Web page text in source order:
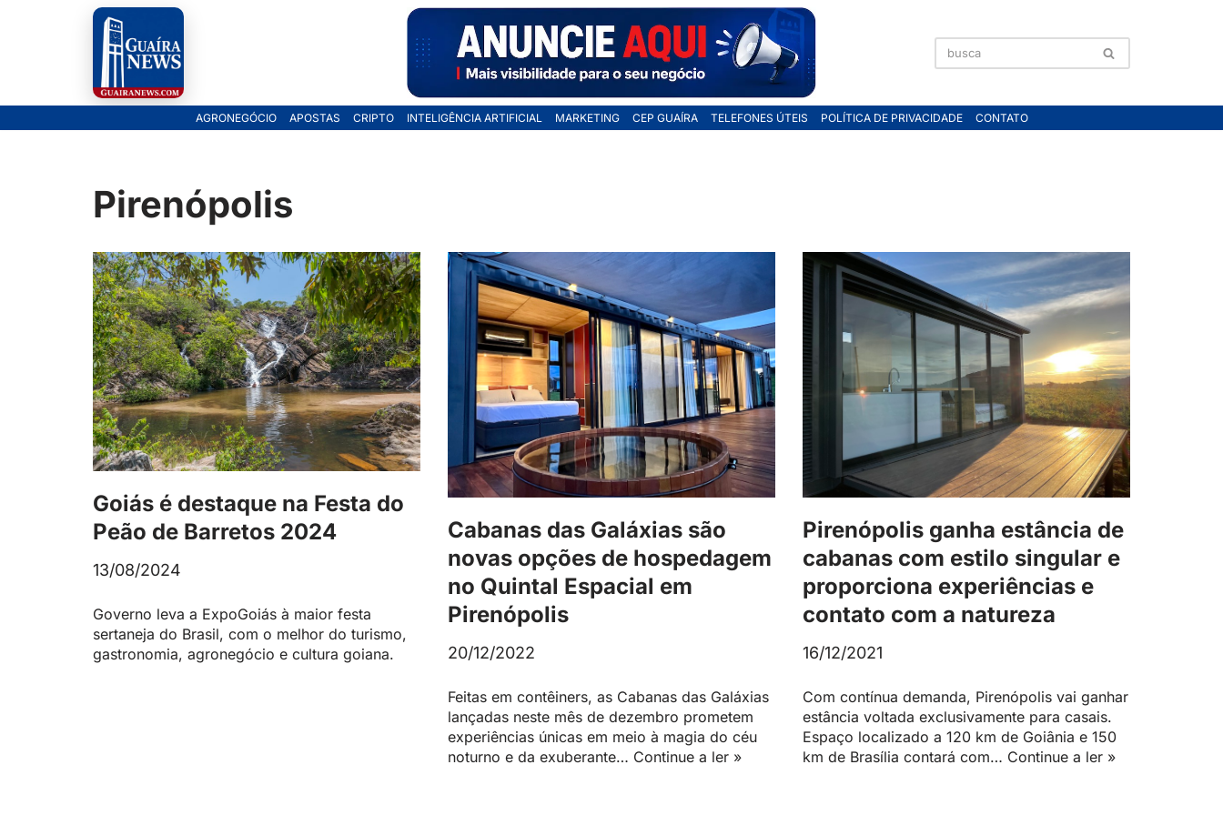
AGRONEGÓCIO APOSTAS CRIPTO INTELIGÊNCIA ARTIFICIAL MARKETING CEP GUAÍRA TELEFONES ÚTEIS POLÍTICA DE PRIVACIDADE CONTATO
Pirenópolis
Goiás é destaque na Festa do
Peão de Barretos 2024
13/08/2024
Governo leva a ExpoGoiás à maior festa
sertaneja do Brasil, com o melhor do turismo,
gastronomia, agronegócio e cultura goiana.
Cabanas das Galáxias são
novas opções de hospedagem
no Quintal Espacial em
Pirenópolis
20/12/2022
Feitas em contêiners, as Cabanas das Galáxias
lançadas neste mês de dezembro prometem
experiências únicas em meio à magia do céu
noturno e da exuberante… Continue a ler »
Pirenópolis ganha estância de
cabanas com estilo singular e
proporciona experiências e
contato com a natureza
16/12/2021
Com contínua demanda, Pirenópolis vai ganhar
estância voltada exclusivamente para casais.
Espaço localizado a 120 km de Goiânia e 150
km de Brasília contará com… Continue a ler »